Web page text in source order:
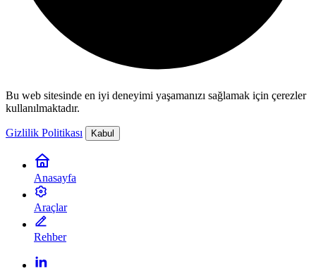
Bu web sitesinde en iyi deneyimi yaşamanızı sağlamak için çerezler
kullanılmaktadır.
Gizlilik Politikası Kabul
Anasayfa
Araçlar
Rehber